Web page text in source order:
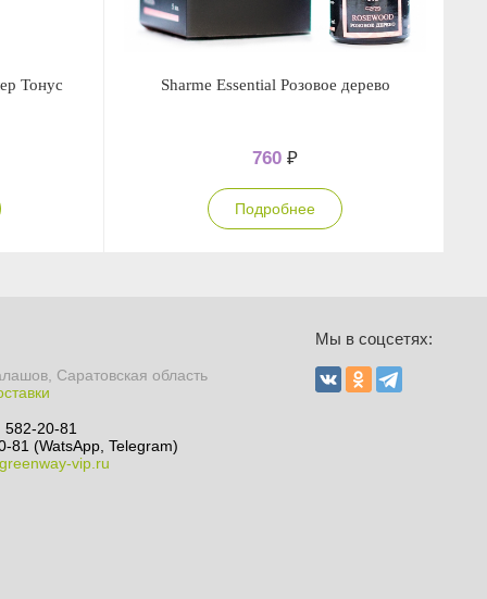
Тонус Sharme Essential Розовое дерево
760 ₽
Подробнее
Саратовская область
582-20-81
81 (WatsApp, Telegram)
vip.ru
Мы в соцсетях: